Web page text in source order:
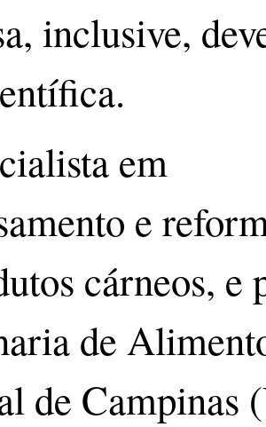
inclusive,
em
e
cárneos, e
de
de